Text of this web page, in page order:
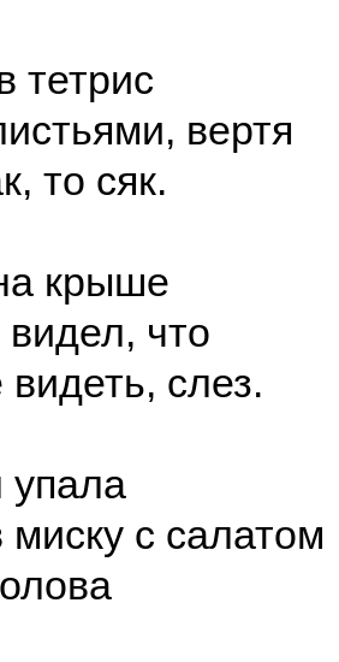
тетрис
вертя
то сяк.
крыше
что
слез.
упала
миску с салатом